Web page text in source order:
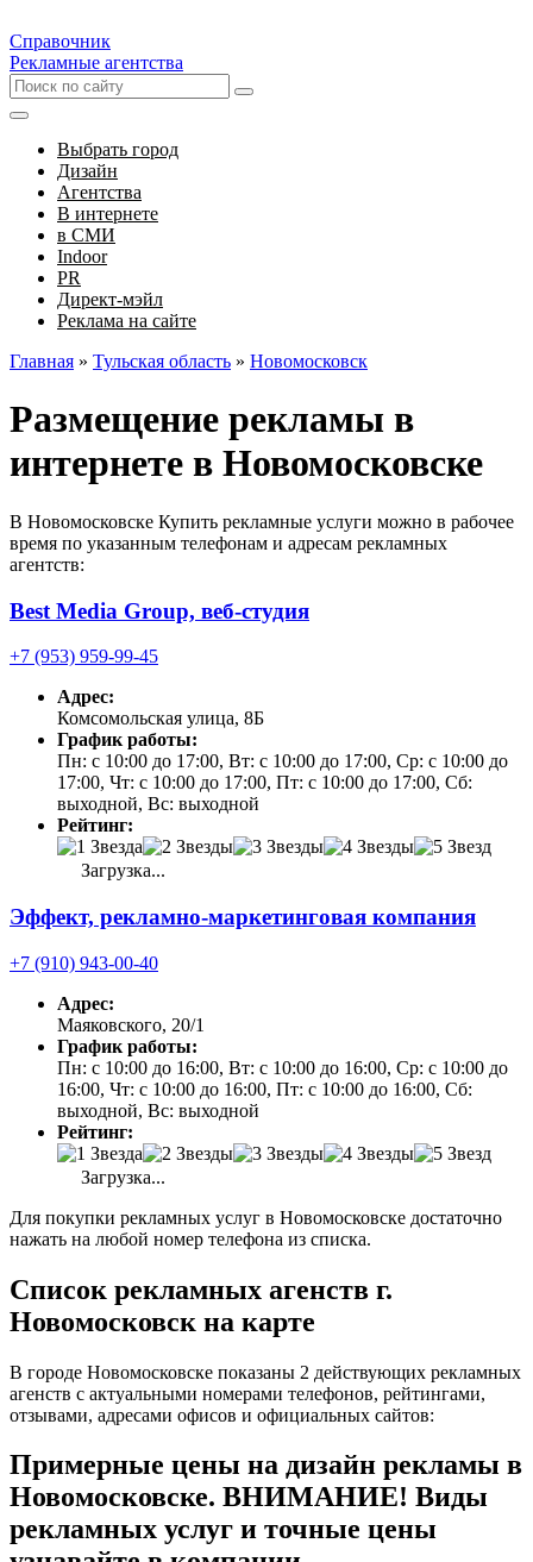
Справочник
Рекламные агентства
Выбрать город
Дизайн
Агентства
В интернете
в СМИ
Indoor
PR
Директ-мэйл
Реклама на сайте
Главная » Тульская область » Новомосковск
Размещение рекламы в
интернете в Новомосковске
В Новомосковске Купить рекламные услуги можно в рабочее
время по указанным телефонам и адресам рекламных
агентств:
Best Media Group, веб-студия
+7 (953) 959-99-45
Адрес:
Комсомольская улица, 8Б
График работы:
Пн: с 10:00 до 17:00, Вт: с 10:00 до 17:00, Ср: с 10:00 до
17:00, Чт: с 10:00 до 17:00, Пт: с 10:00 до 17:00, Сб:
выходной, Вс: выходной
Рейтинг:
Загрузка...
Эффект, рекламно-маркетинговая компания
+7 (910) 943-00-40
Адрес:
Маяковского, 20/1
График работы:
Пн: с 10:00 до 16:00, Вт: с 10:00 до 16:00, Ср: с 10:00 до
16:00, Чт: с 10:00 до 16:00, Пт: с 10:00 до 16:00, Сб:
выходной, Вс: выходной
Рейтинг:
Загрузка...
Для покупки рекламных услуг в Новомосковске достаточно
нажать на любой номер телефона из списка.
Список рекламных агенств г.
Новомосковск на карте
В городе Новомосковске показаны 2 действующих рекламных
агенств с актуальными номерами телефонов, рейтингами,
отзывами, адресами офисов и официальных сайтов:
Примерные цены на дизайн рекламы в
Новомосковске. ВНИМАНИЕ! Виды
рекламных услуг и точные цены